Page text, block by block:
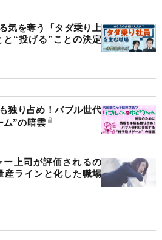
気を奪う「タダ乗り上
“投げる”ことの決定
独り占め！バブル世代
ム”の暗雲
上司が評価されるの
産ラインと化した職場